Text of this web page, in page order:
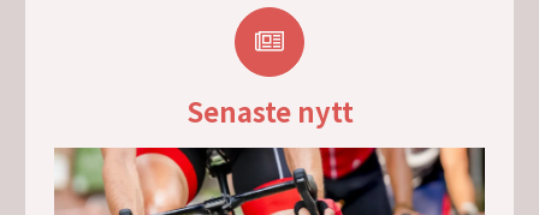
Senaste nytt